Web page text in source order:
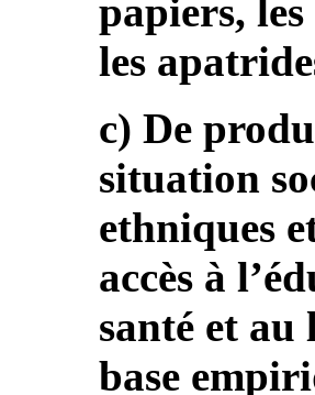
papiers,
les
c) De
situation
ethniques
accès à
santé et au
base